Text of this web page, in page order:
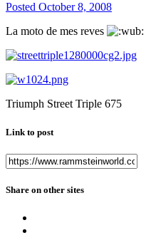
Posted October 8, 2008
La moto de mes reves
Triumph Street Triple 675
Link to post
Share on other sites